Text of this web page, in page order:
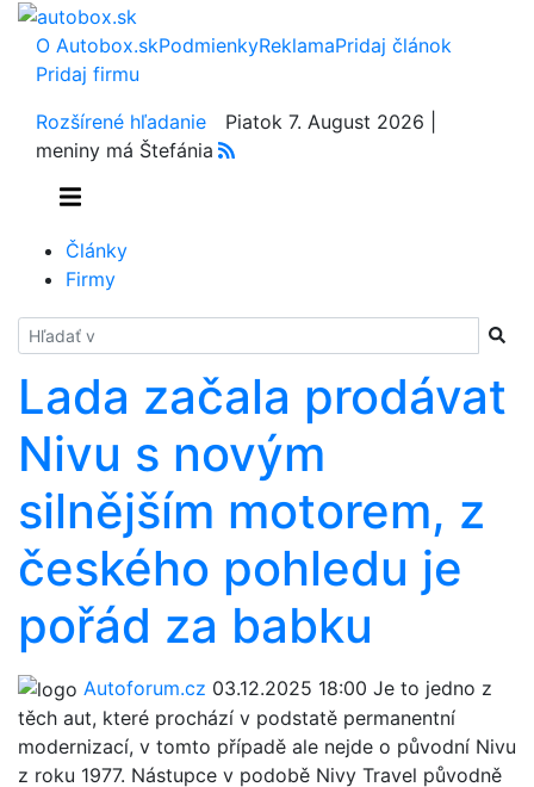
O Autobox.skPodmienkyReklamaPridaj článok
Pridaj firmu
Rozšírené hľadanie
Piatok 7. August 2026 |
meniny má Štefánia
Články
Firmy
Hladať
Lada začala prodávat
Nivu s novým
silnějším motorem, z
českého pohledu je
pořád za babku
Autoforum.cz 03.12.2025 18:00 Je to jedno z
těch aut, které prochází v podstatě permanentní
modernizací, v tomto případě ale nejde o původní Nivu
z roku 1977. Nástupce v podobě Nivy Travel původně